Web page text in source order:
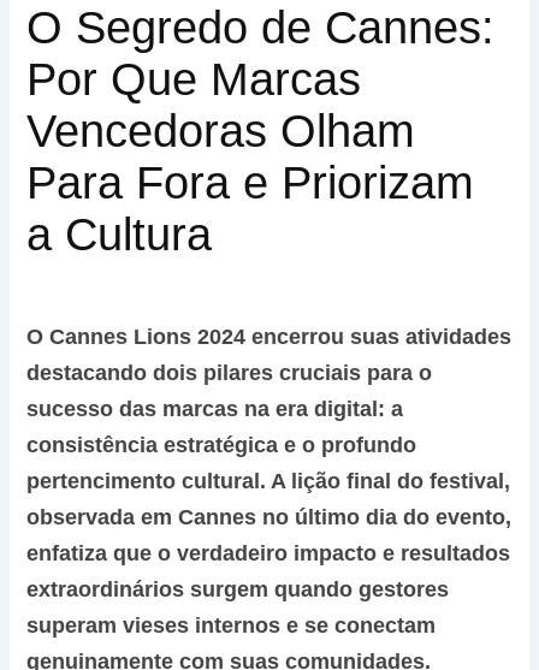
O Segredo de Cannes:
Por Que Marcas
Vencedoras Olham
Para Fora e Priorizam
a Cultura
O Cannes Lions 2024 encerrou suas atividades
destacando dois pilares cruciais para o
sucesso das marcas na era digital: a
consistência estratégica e o profundo
pertencimento cultural. A lição final do festival,
observada em Cannes no último dia do evento,
enfatiza que o verdadeiro impacto e resultados
extraordinários surgem quando gestores
superam vieses internos e se conectam
genuinamente com suas comunidades.